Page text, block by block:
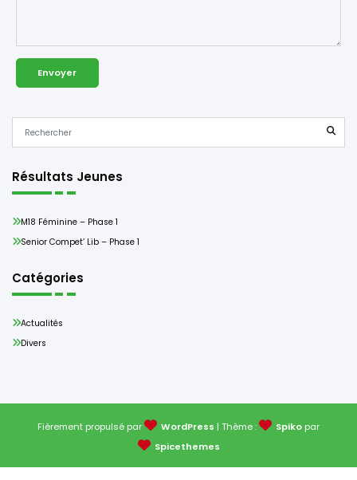
Résultats Jeunes
M18 Féminine – Phase 1
Senior Compet’ Lib – Phase 1
Catégories
Actualités
Divers
Fièrement propulsé par WordPress | Thème : Spiko par
Spicethemes